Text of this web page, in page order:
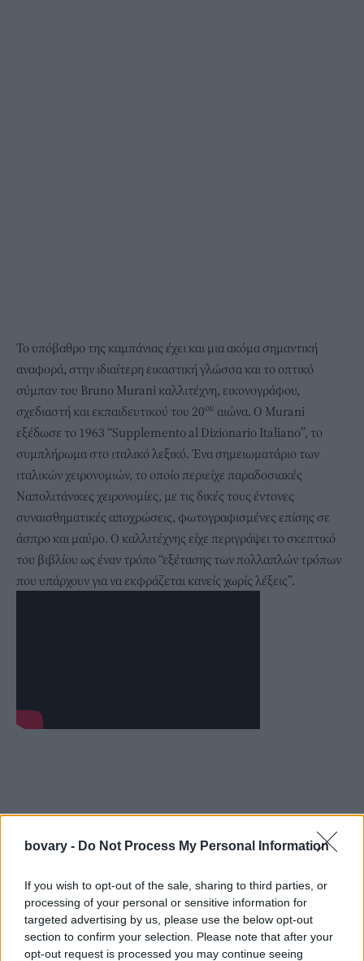
bovary - Do Not Process My Personal Information
If you wish to opt-out of the sale, sharing to third parties, or
processing of your personal or sensitive information for
targeted advertising by us, please use the below opt-out
section to confirm your selection. Please note that after your
opt-out request is processed you may continue seeing
Το υπόβαθρο της καμπάνιας έχει και μια ακόμα σημαντική
αναφορά, στην ιδιαίτερη εικαστική γλώσσα και το οπτικό
σύμπαν του Bruno Murani καλλιτέχνη, εικονογράφου,
σχεδιαστή και εκπαιδευτικού του 20ου αιώνα. Ο Murani
εξέδωσε το 1963 “Supplemento al Dizionario Italiano”, το
συμπλήρωμα στο ιταλικό λεξικό. Ένα σημειωματάριο των
ιταλικών χειρονομιών, το οποίο περιείχε παραδοσιακές
Ναπολιτάνικες χειρονομίες, με τις δικές τους έντονες
συναισθηματικές αποχρώσεις, φωτογραφισμένες επίσης σε
άσπρο και μαύρο. Ο καλλιτέχνης είχε περιγράψει το σκεπτικό
του βιβλίου ως έναν τρόπο “εξέτασης των πολλαπλών τρόπων
που υπάρχουν για να εκφράζεται κανείς χωρίς λέξεις”.